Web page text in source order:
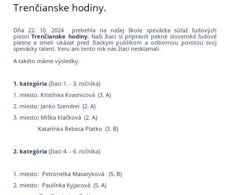
Trenčianske hodiny.
Dňa 22. 10. 2024 prebehla na našej škole spevácka súťaž ľudových
piesníTrenčianske hodiny.Naši žiaci si pripravili pekné slovenské ľudové
piesne a smeli ukázať pred žiackym publikom a odbornou porotou svoj
spevácky talent. Veru ani tento rok nás žiaci nesklamali.
A takéto máme výsledky:
1. kategória (žiaci 1. - 3. ročníka)
1. miesto: Kristínka Kvasnicová (3. A)
2. miesto: Janko Szendrei (2. A)
3. miesto:Miška Klačková (2. A)
Katarínka Rebeca Platko (3. B)
2. kategória (žiaci 4. - 6. ročníka)
1. miesto: Petronelka Masaryková (5. B)
2. miesto: Paulínka Kyjacová (5. A)